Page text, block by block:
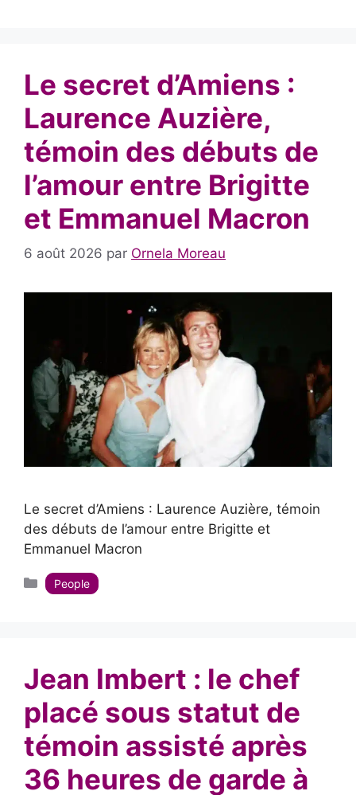
Le secret d’Amiens :
Laurence Auzière,
témoin des débuts de
l’amour entre Brigitte
et Emmanuel Macron
6 août 2026 par Ornela Moreau
Le secret d’Amiens : Laurence Auzière, témoin
des débuts de l’amour entre Brigitte et
Emmanuel Macron
Catégories
People
Jean Imbert : le chef
placé sous statut de
témoin assisté après
36 heures de garde à